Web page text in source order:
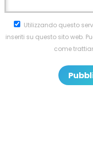
Utilizzando questo
inseriti su questo sito web.
come